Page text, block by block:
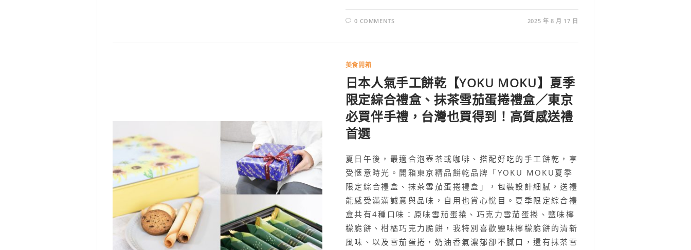
0 COMMENTS 2025 年 8 月 17 日
美食開箱
日本人氣手工餅乾【YOKU MOKU】夏季
限定綜合禮盒、抹茶雪茄蛋捲禮盒／東京
必買伴手禮，台灣也買得到！高質感送禮
首選
夏日午後，最適合泡壺茶或咖啡、搭配好吃的手工餅乾，享
受愜意時光。開箱東京精品餅乾品牌「YOKU MOKU夏季
限定綜合禮盒、抹茶雪茄蛋捲禮盒」，包裝設計細膩，送禮
能感受滿滿誠意與品味，自用也賞心悅目。夏季限定綜合禮
盒共有4種口味：原味雪茄蛋捲、巧克力雪茄蛋捲、鹽味檸
檬脆餅、柑橘巧克力脆餅，我特別喜歡鹽味檸檬脆餅的清新
風味、以及雪茄蛋捲，奶油香氣濃郁卻不膩口，還有抹茶雪